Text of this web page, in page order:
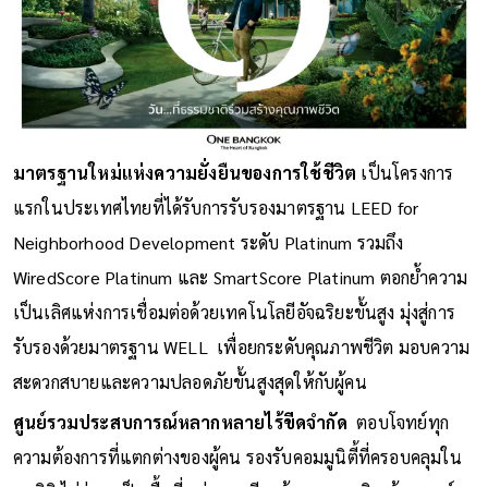
มาตรฐานใหม่แห่งความยั่งยืนของการใช้ชีวิต เป็นโครงการ
แรกในประเทศไทยที่ได้รับการรับรองมาตรฐาน LEED for
Neighborhood Development ระดับ Platinum รวมถึง
WiredScore Platinum และ SmartScore Platinum ตอกย้ำความ
เป็นเลิศแห่งการเชื่อมต่อด้วยเทคโนโลยีอัจฉริยะขั้นสูง มุ่งสู่การ
รับรองด้วยมาตรฐาน WELL เพื่อยกระดับคุณภาพชีวิต มอบความ
สะดวกสบายและความปลอดภัยขั้นสูงสุดให้กับผู้คน
ศูนย์รวมประสบการณ์หลากหลายไร้ขีดจำกัด ตอบโจทย์ทุก
ความต้องการที่แตกต่างของผู้คน รองรับคอมมูนิตี้ที่ครอบคลุมใน